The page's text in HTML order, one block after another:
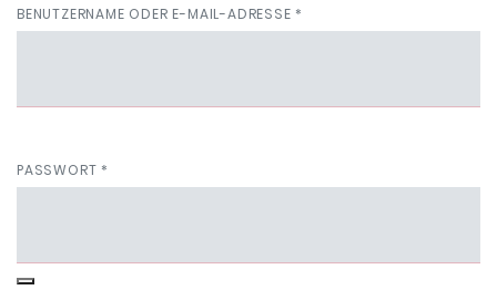
BENUTZERNAME ODER E-MAIL-ADRESSE *
PASSWORT *